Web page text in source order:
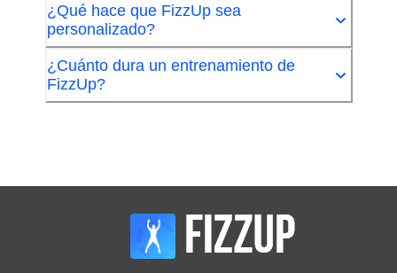
¿Qué hace que FizzUp sea
personalizado?
¿Cuánto dura un entrenamiento de
FizzUp?